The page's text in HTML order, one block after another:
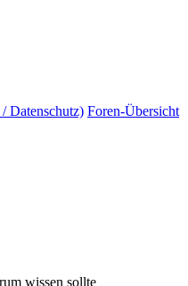
Datenschutz) Foren-Übersicht
wissen sollte